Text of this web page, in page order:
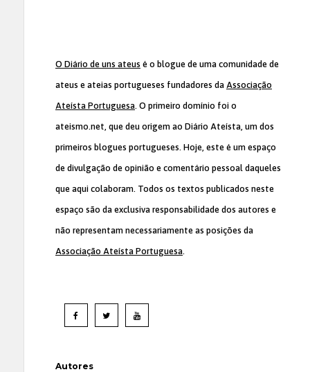
O Diário de uns ateus é o blogue de uma comunidade de
ateus e ateias portugueses fundadores da Associação
Ateísta Portuguesa. O primeiro domínio foi o
ateismo.net, que deu origem ao Diário Ateísta, um dos
primeiros blogues portugueses. Hoje, este é um espaço
de divulgação de opinião e comentário pessoal daqueles
que aqui colaboram. Todos os textos publicados neste
espaço são da exclusiva responsabilidade dos autores e
não representam necessariamente as posições da
Associação Ateísta Portuguesa.
Autores